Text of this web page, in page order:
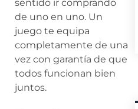
sentido ir comprando
de uno en uno. Un
juego te equipa
completamente de una
vez con garantía de que
todos funcionan bien
juntos.